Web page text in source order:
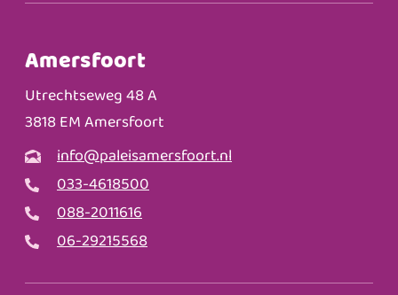
Amersfoort
Utrechtseweg 48 A
3818 EM Amersfoort
info@paleisamersfoort.nl
033-4618500
088-2011616
06-29215568